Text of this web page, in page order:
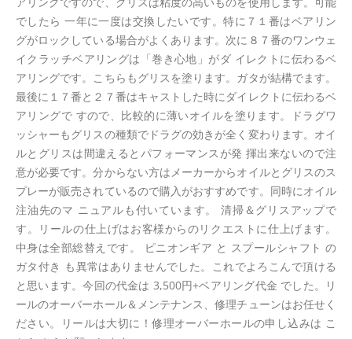
でしたら 一年に一度は交換したいです。特に７１番はベアリン
グがロックしている場合がよくあります。次に８７番のワンウェ
イクラッチベアリングは「巻き心地」がダ イレクトに伝わるベ
アリングです。こちらもグリスを塗ります。ガタが結構でます。
最後に１７番と２７番はキャストした時にダイレクトに伝わるベ
アリングで すので、比較的に薄いオイルを塗ります。ドラグワ
ッシャーもグリスの種類でドラグの効きが全く変わります。オイ
ルとグリスは間違えるとパフォーマンスが発 揮出来ないので注
意が必要です。分からない方はメーカーからオイルとグリスのス
プレーが販売されているので購入がおすすめです。同時にオイル
注油先のマ ニュアルも付いています。 清掃＆グリスアップで
す。リールの仕上げはお客様からのリクエストに仕上げます。
中身は全部総替えです。 ピニオンギア と スプールシャフト の
ガタ付き も異常はありませんでした。これでよろこんで頂ける
と思います。今回の代金は 3,500円+ベアリング代金 でした。リ
ールのオーバーホール＆メンテナンス、修理チューンはお任せく
ださい。リールは大切に！修理オーバーホールの申し込みは こ